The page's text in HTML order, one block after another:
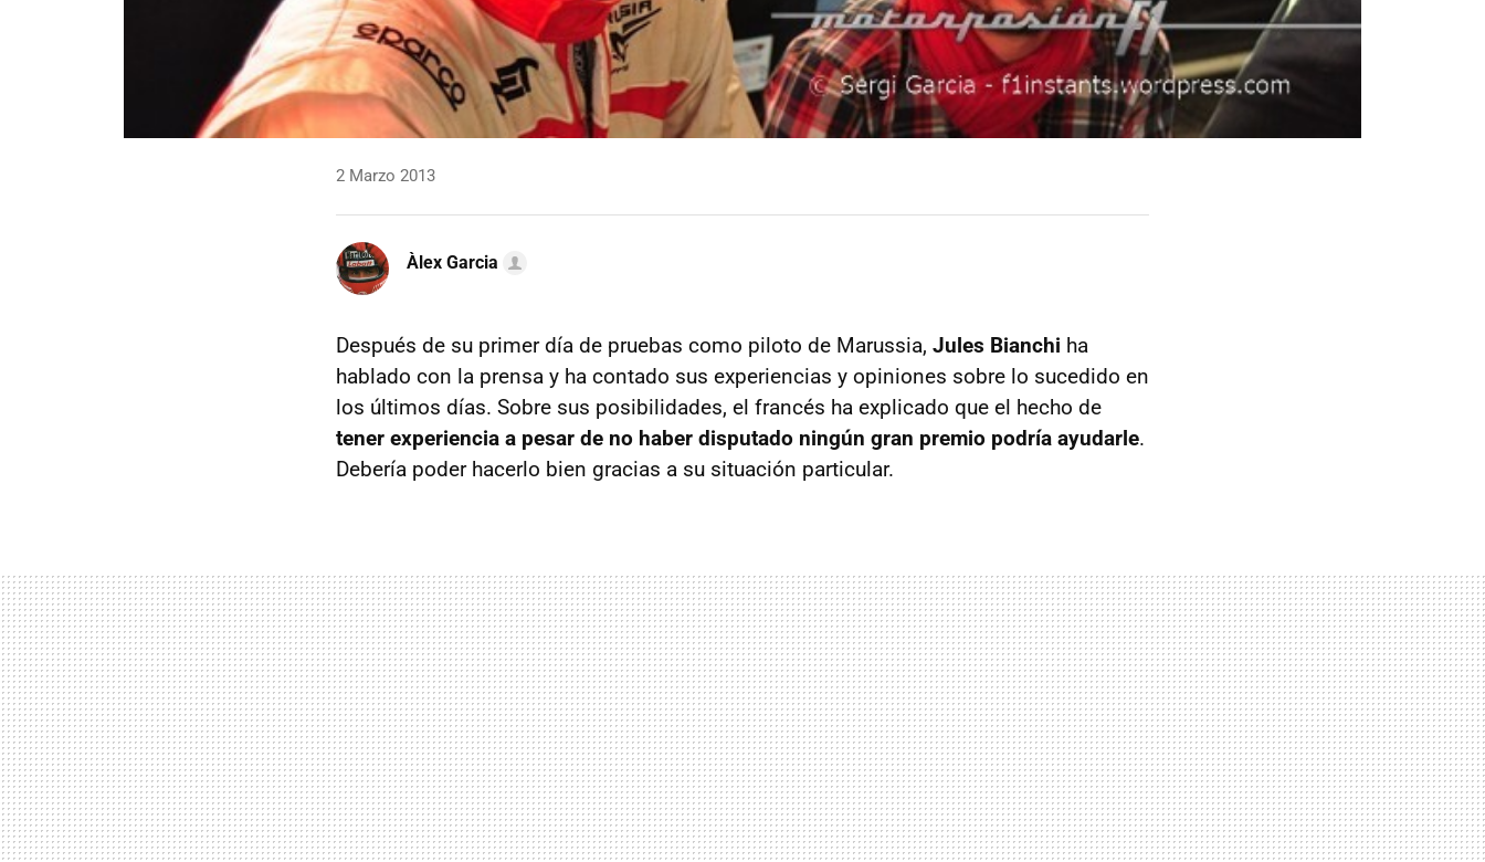
2 Marzo 2013
Àlex Garcia
Después de su primer día de pruebas como piloto de Marussia, Jules Bianchi ha
hablado con la prensa y ha contado sus experiencias y opiniones sobre lo sucedido en
los últimos días. Sobre sus posibilidades, el francés ha explicado que el hecho de
tener experiencia a pesar de no haber disputado ningún gran premio podría ayudarle.
Debería poder hacerlo bien gracias a su situación particular.